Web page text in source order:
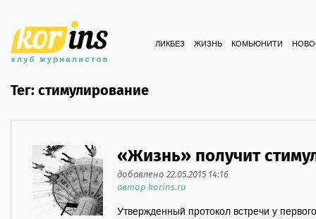
ЛИКБЕЗ ЖИЗНЬ КОМЬЮНИТИ
Тег: стимулирование
«Жизнь» получит
добавлено 22.05.2015 14:16
автор korins.ru
Утвержденный протокол встречи у